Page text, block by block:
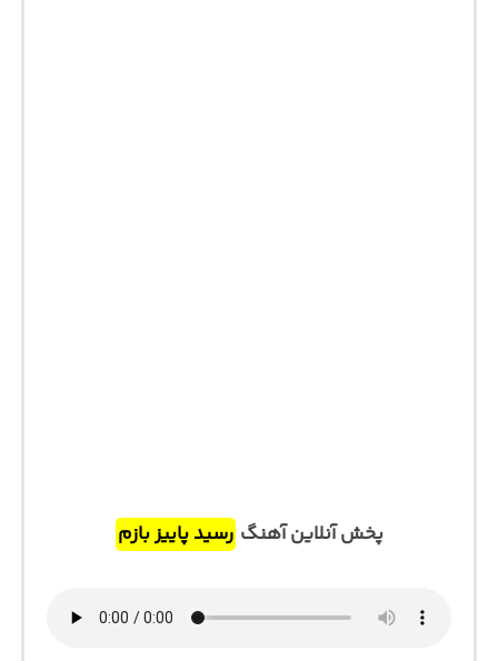
پخش آنلاین آهنگ رسید پاییز بازم